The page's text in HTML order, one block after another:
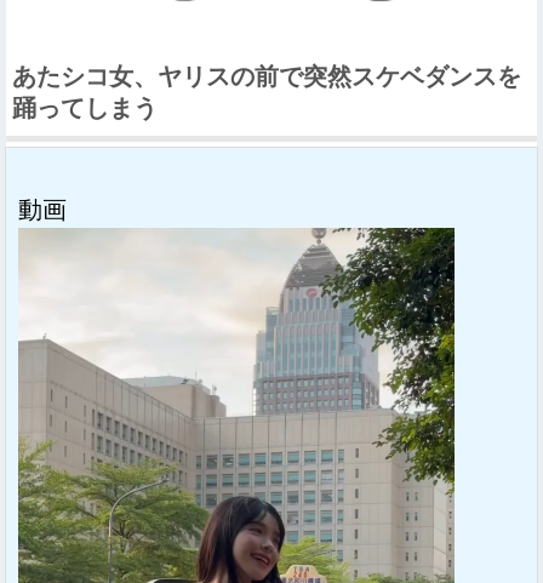
あたシコ女、ヤリスの前で突然スケベダンスを
踊ってしまう
動画